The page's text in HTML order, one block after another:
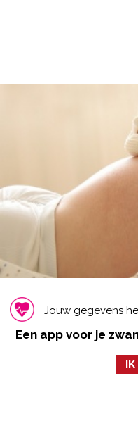
Jouw gegevens
Een app voor je